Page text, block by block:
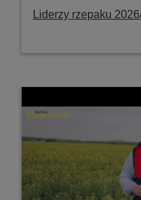
Liderzy rzepaku